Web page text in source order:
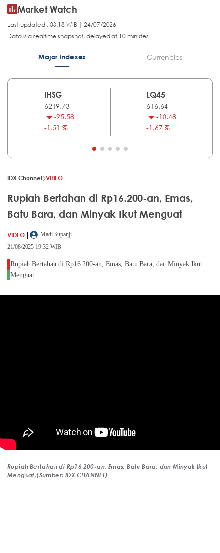
Market Watch
Last updated : 03.18 WIB | 24/07/2026
Data is a realtime snapshot, delayed at 10 minutes
Major Indexes Currencies
IHSG
6219.73
-95.58
-1.51 %
LQ45
616.64
-10.48
-1.67 %
IDX Channel VIDEO
Rupiah Bertahan di Rp16.200-an, Emas,
Batu Bara, dan Minyak Ikut Menguat
VIDEO |
Madi Supanji
21/08/2025 19:32 WIB
Rupiah Bertahan di Rp16.200-an, Emas, Batu Bara, dan Minyak Ikut
Menguat
Rupiah Bertahan di Rp16.200-an, Emas, Batu Bara, dan Minyak Ikut
Menguat,(Sumber: IDX CHANNEL)